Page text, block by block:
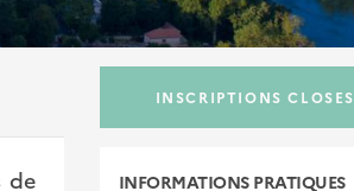
INSCRIPTIONS CLOSES
INFORMATIONS PRATIQUES
de